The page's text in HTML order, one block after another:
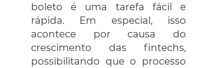
boleto é uma tarefa fácil e
rápida. Em especial, isso
acontece por causa do
crescimento das fintechs,
possibilitando que o processo